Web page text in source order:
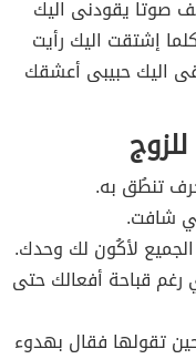
صوتا يقودنى اليك
إشتقت اليك رأيت
اليك حبيبى أعشقك
تنطُق به.
شافت.
ﻷﻛُﻮﻥ لك ﻭﺣﺪﻙ.
قباحة أفعالك حتى
تقولها فقال بهدوء